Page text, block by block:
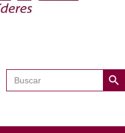
Buscar: Botón